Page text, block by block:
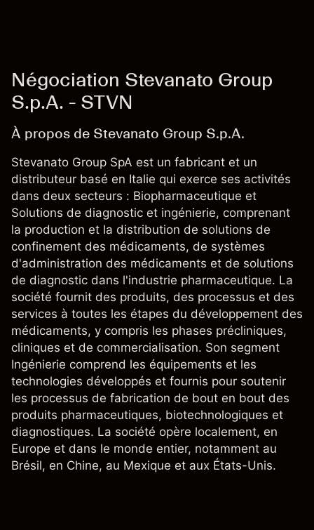
Négociation Stevanato Group
S.p.A. - STVN
À propos de Stevanato Group S.p.A.
Stevanato Group SpA est un fabricant et un
distributeur basé en Italie qui exerce ses activités
dans deux secteurs : Biopharmaceutique et
Solutions de diagnostic et ingénierie, comprenant
la production et la distribution de solutions de
confinement des médicaments, de systèmes
d'administration des médicaments et de solutions
de diagnostic dans l'industrie pharmaceutique. La
société fournit des produits, des processus et des
services à toutes les étapes du développement des
médicaments, y compris les phases précliniques,
cliniques et de commercialisation. Son segment
Ingénierie comprend les équipements et les
technologies développés et fournis pour soutenir
les processus de fabrication de bout en bout des
produits pharmaceutiques, biotechnologiques et
diagnostiques. La société opère localement, en
Europe et dans le monde entier, notamment au
Brésil, en Chine, au Mexique et aux États-Unis.